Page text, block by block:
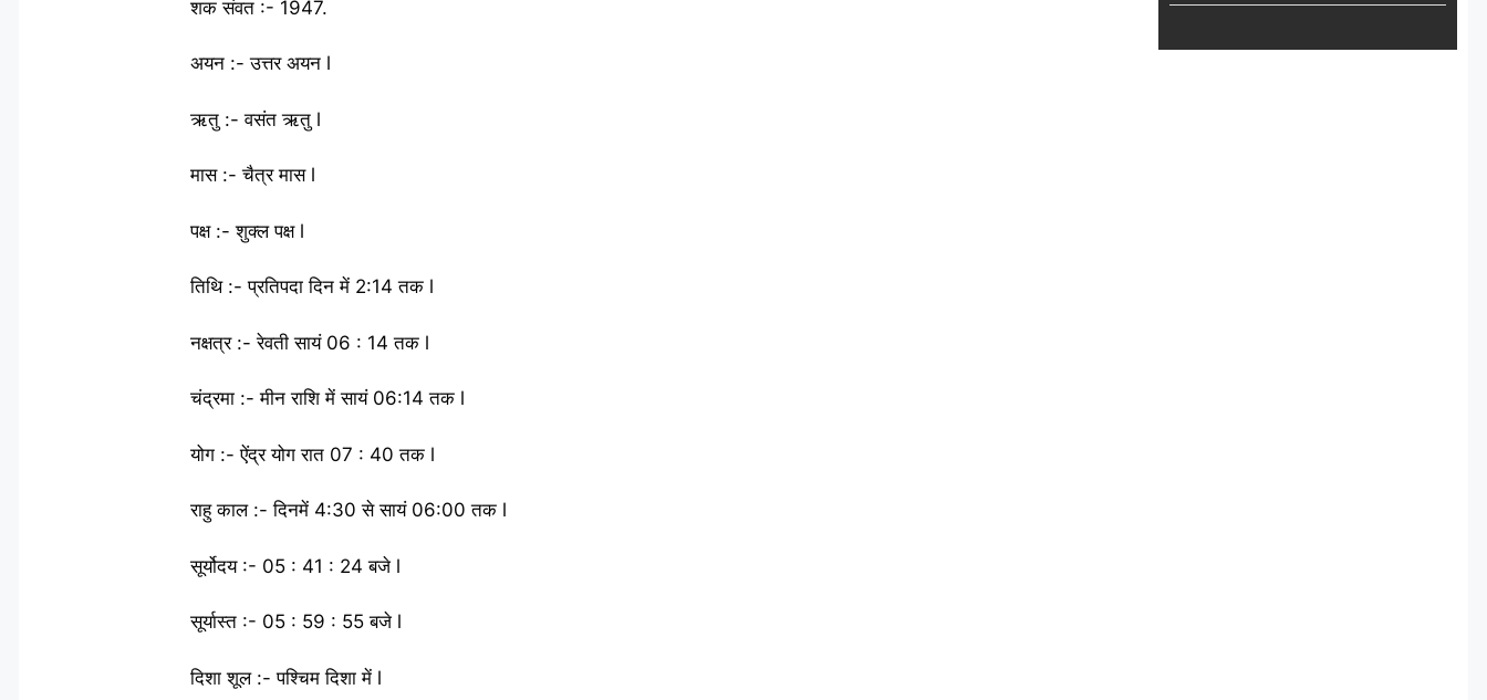
शक संवत :- 1947.
अयन :- उत्तर अयन l
ऋतु :- वसंत ऋतु l
मास :- चैत्र मास l
पक्ष :- शुक्ल पक्ष l
तिथि :- प्रतिपदा दिन में 2:14 तक l
नक्षत्र :- रेवती सायं 06 : 14 तक l
चंद्रमा :- मीन राशि में सायं 06:14 तक l
योग :- ऐंद्र योग रात 07 : 40 तक l
राहु काल :- दिनमें 4:30 से सायं 06:00 तक l
सूर्योदय :- 05 : 41 : 24 बजे l
सूर्यास्त :- 05 : 59 : 55 बजे l
दिशा शूल :- पश्चिम दिशा में l
की मांग